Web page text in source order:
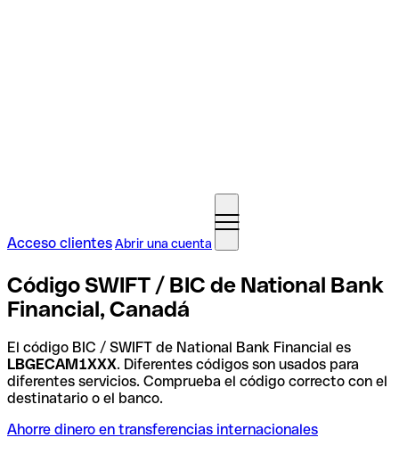
Acceso clientesAbrir una cuenta
Código SWIFT / BIC de National Bank
Financial, Canadá
El código BIC / SWIFT de National Bank Financial es
LBGECAM1XXX. Diferentes códigos son usados para
diferentes servicios. Comprueba el código correcto con el
destinatario o el banco.
Ahorre dinero en transferencias internacionales